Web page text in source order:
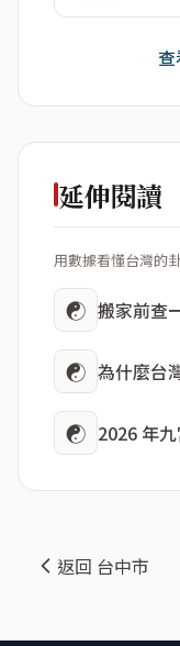
延伸閱讀
用數據看懂台灣的
☯ 搬家前查
☯ 為什麼台
☯ 2026 年
返回 台中市